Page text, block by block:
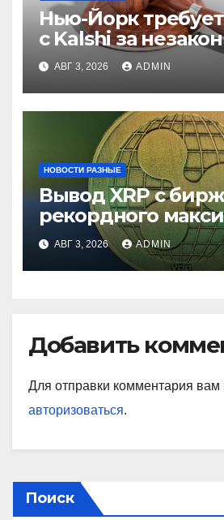
Нью-Йорк
с Kalshi за
ставки
АВГ 3, 2026 ADMIN
НОВОСТИ РАЗНЫЕ
Вывод XRP с
рекордного
летАВГ 3, 2026 ADMIN
Добавить
Для отправки комментария вам
авторизоваться.
Поиск